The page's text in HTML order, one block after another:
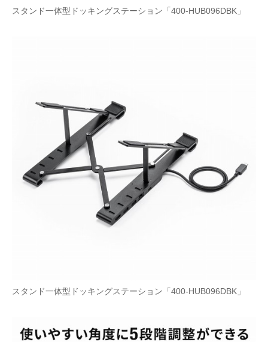
スタンド一体型ドッキングステーション「400-HUB096DBK」
スタンド一体型ドッキングステーション「400-HUB096DBK」